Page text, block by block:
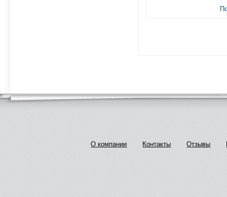
О компании Контакты Отзывы